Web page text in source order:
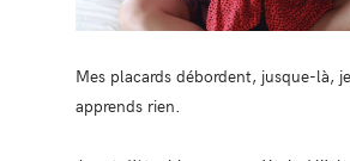
Mes placards débordent, jusque-là,
apprends rien.